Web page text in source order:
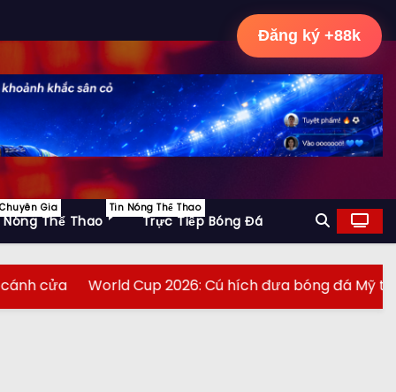
Gia
Nóng Thể Thao
Tin Nóng Thể Thao
Trực Tiếp Bóng Đá
Cup 2026: Cú hích đưa bóng đá Mỹ từ ngoại biên
Đăng ký +88k